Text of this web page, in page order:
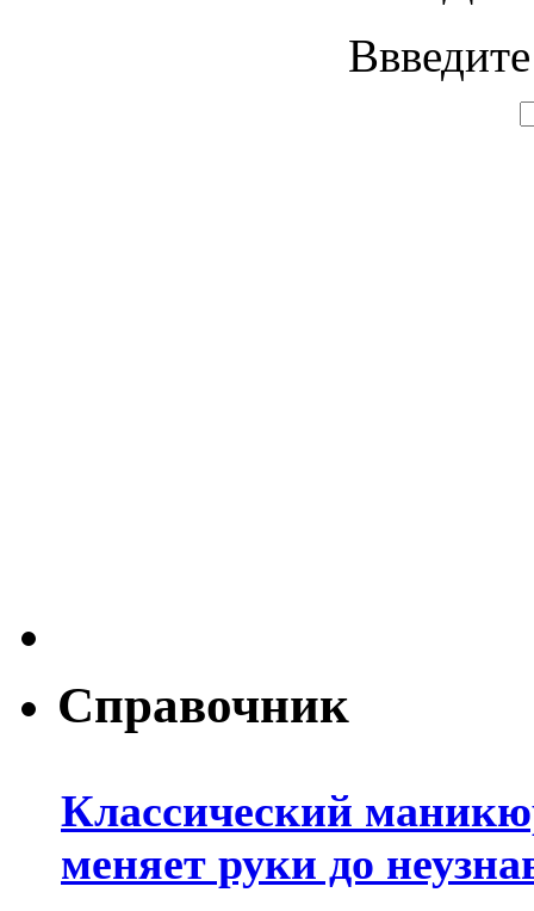
Справочник
Классический
меняет руки до